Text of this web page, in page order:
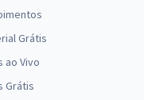
Grátis
ao Vivo
Grátis